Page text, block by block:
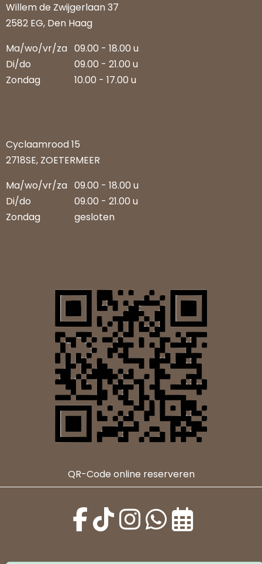
Willem de Zwijgerlaan 37
2582 EG, Den Haag
Ma/wo/vr/za 09.00 - 18.00 u
Di/do
09.00 - 21.00 u
Zondag
10.00 - 17.00 u
Cyclaamrood 15
2718SE, ZOETERMEER
Ma/wo/vr/za 09.00 - 18.00 u
Di/do
09.00 - 21.00 u
Zondag
gesloten
QR-Code online reserveren